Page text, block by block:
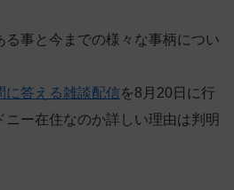
る事と今までの様々な事柄につい
に答える雑談配信を8月20日に行
ニー在住なのか詳しい理由は判明